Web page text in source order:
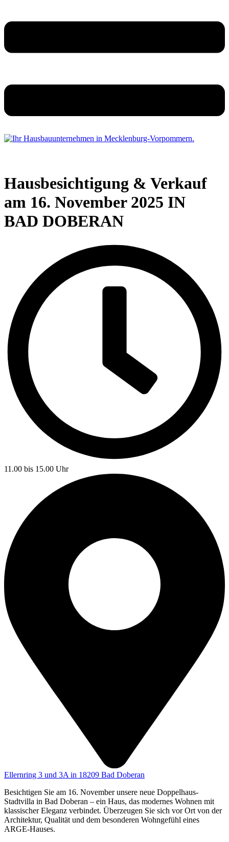
Hausbesichtigung & Verkauf
am 16. November 2025 IN
BAD DOBERAN
11.00 bis 15.00 Uhr
Ellernring 3 und 3A in 18209 Bad Doberan
Besichtigen Sie am 16. November unsere neue Doppelhaus-
Stadtvilla in Bad Doberan – ein Haus, das modernes Wohnen mit
klassischer Eleganz verbindet. Überzeugen Sie sich vor Ort von der
Architektur, Qualität und dem besonderen Wohngefühl eines
ARGE-Hauses.